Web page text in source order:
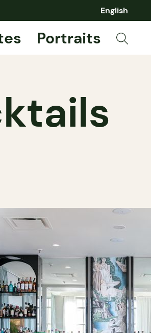
English
Portraits